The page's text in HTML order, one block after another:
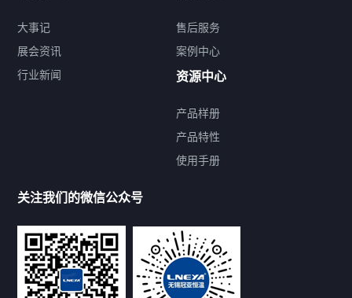
提交您的需求，免费获取产品资料
--亦可拨打我们的24小时服务咨询热线--
13912479193
大事记
展会资讯
行业新闻
售后服务
案例中心
资源中心
产品样册
产品特性
使用手册
关注我们的微信公众号